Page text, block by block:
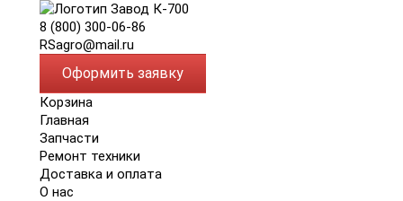
8 (800) 300-06-86
RSagro@mail.ru
Оформить заявку
Корзина
Главная
Запчасти
Ремонт техники
Доставка и оплата
О нас